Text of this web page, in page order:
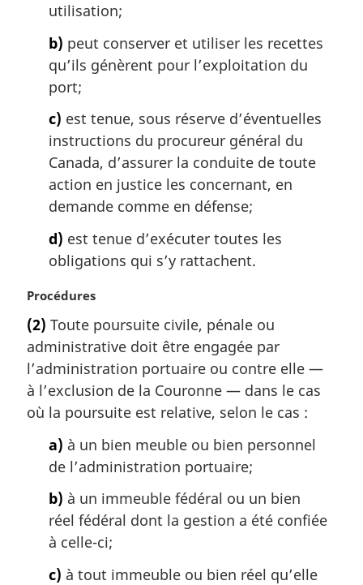
utilisation;
b) peut conserver et utiliser les recettes
qu’ils génèrent pour l’exploitation du
port;
c) est tenue, sous réserve d’éventuelles
instructions du procureur général du
Canada, d’assurer la conduite de toute
action en justice les concernant, en
demande comme en défense;
d) est tenue d’exécuter toutes les
obligations qui s’y rattachent.
N
t
e
m
a
g
Procédures
(2) Toute poursuite civile, pénale ou
administrative doit être engagée par
l’administration portuaire ou contre elle —
à l’exclusion de la Couronne — dans le cas
où la poursuite est relative, selon le cas :
a) à un bien meuble ou bien personnel
de l’administration portuaire;
b) à un immeuble fédéral ou un bien
réel fédéral dont la gestion a été confiée
à celle-ci;
c) à tout immeuble ou bien réel qu’elle